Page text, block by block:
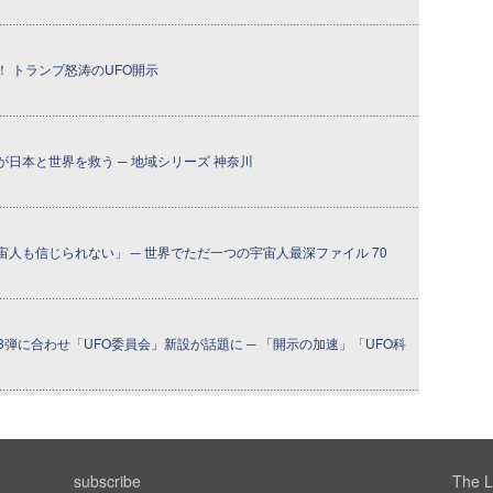
トランプ怒涛のUFO開示
日本と世界を救う ─ 地域シリーズ 神奈川
人も信じられない」 ─ 世界でただ一つの宇宙人最深ファイル 70
に合わせ「UFO委員会」新設が話題に ─ 「開示の加速」「UFO科
subscribe The